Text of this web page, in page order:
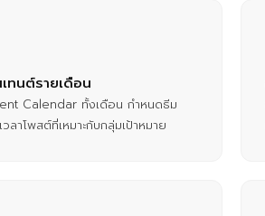
ทนต์รายเดือน
Calendar ทั้งเดือน กำหนดธีม
ลาโพสต์ที่เหมาะกับกลุ่มเป้าหมาย